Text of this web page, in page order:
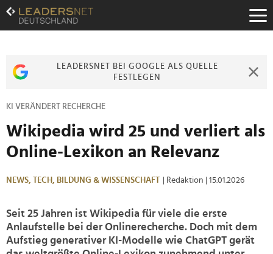
Zum
Inhalt
Zur
Zur
LEADERSNET BEI GOOGLE ALS QUELLE
FESTLEGEN
KI VERÄNDERT RECHERCHE
Wikipedia wird 25 und verliert als
Online-Lexikon an Relevanz
NEWS, TECH, BILDUNG & WISSENSCHAFT | Redaktion | 15.01.2026
Seit 25 Jahren ist Wikipedia für viele die erste
Anlaufstelle bei der Onlinerecherche. Doch mit dem
Aufstieg generativer KI-Modelle wie ChatGPT gerät